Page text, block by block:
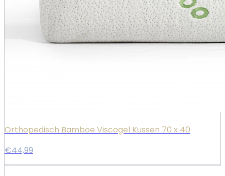
Orthopedisch Bamboe Viscogel Kussen 70 x 40
€44,99